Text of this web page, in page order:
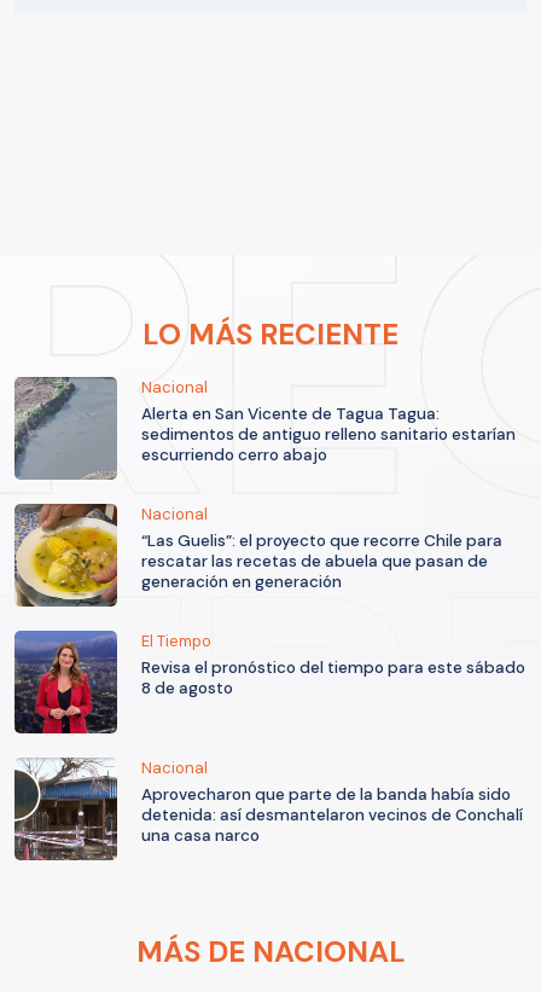
LO MÁS RECIENTE
Nacional
Alerta en San Vicente de Tagua Tagua:
sedimentos de antiguo relleno sanitario estarían
escurriendo cerro abajo
Nacional
“Las Guelis”: el proyecto que recorre Chile para
rescatar las recetas de abuela que pasan de
generación en generación
El Tiempo
Revisa el pronóstico del tiempo para este sábado
8 de agosto
Nacional
Aprovecharon que parte de la banda había sido
detenida: así desmantelaron vecinos de Conchalí
una casa narco
MÁS DE NACIONAL